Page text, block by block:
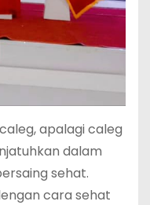
apalagi caleg
dalam
sehat.
cara sehat